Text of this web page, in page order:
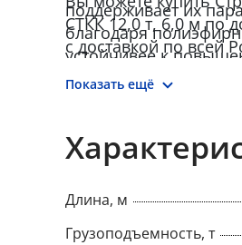
поддерживает их
благодаря
устойчивее к
гибкая структура
текстильной основе.
эксплуатации».
СТКК 12,0 т, 6,0 м по
с доставкой по всей
Показать ещё
Длина, м
Грузоподъемность, т